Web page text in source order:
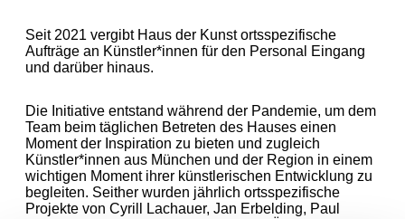
Seit 2021 vergibt Haus der Kunst ortsspezifische
Aufträge an Künstler*innen für den Personal Eingang
und darüber hinaus.
Die Initiative entstand während der Pandemie, um dem
Team beim täglichen Betreten des Hauses einen
Moment der Inspiration zu bieten und zugleich
Künstler*innen aus München und der Region in einem
wichtigen Moment ihrer künstlerischen Entwicklung zu
begleiten. Seither wurden jährlich ortsspezifische
Projekte von Cyrill Lachauer, Jan Erbelding, Paul